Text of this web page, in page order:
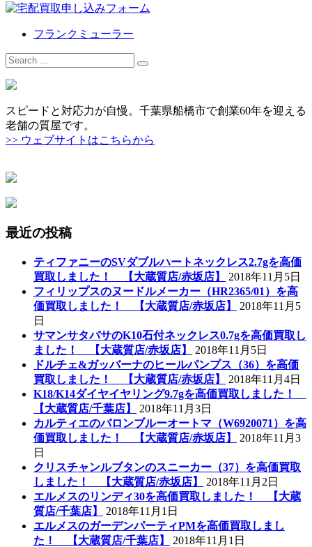
フランクミューラー
Search
for:
スピードと対応力が自慢。千葉県船橋市で創業60年を迎える
老舗の質屋です。
>> ウェブサイトはこちらから
最近の投稿
ティファニーのSVダブルハートネックレス2.7gを高価
買取しました！ 【大蔵質店/赤坂店】
2018年11月5日
フィリップスのヌードルメーカー（HR2365/01）を高
価買取しました！ 【大蔵質店/赤坂店】
2018年11月5
日
サマンサタバサのK10石付ネックレス0.7gを高価買取し
ました！ 【大蔵質店/赤坂店】
2018年11月5日
ドルチェ&ガッバーナのヒールパンプス（36）を高価
買取しました！ 【大蔵質店/赤坂店】
2018年11月4日
K18/K14ダイヤイヤリング9.7gを高価買取しました！
【大蔵質店/千葉店】
2018年11月3日
カルティエのバロンブルーオートマ（W6920071）を高
価買取しました！ 【大蔵質店/赤坂店】
2018年11月3
日
クリスチャンルブタンのスニーカー（37）を高価買取
しました！ 【大蔵質店/赤坂店】
2018年11月2日
エルメスのリンディ30を高価買取しました！ 【大蔵
質店/千葉店】
2018年11月1日
エルメスのガーデンパーティPMを高価買取しまし
た！ 【大蔵質店/千葉店】
2018年11月1日